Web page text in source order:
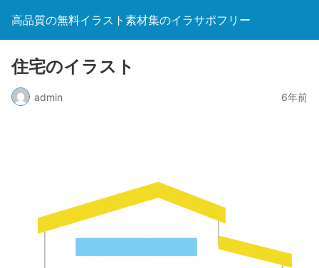
高品質の無料イラスト素材集のイラサポフリー
住宅のイラスト
admin 6年前